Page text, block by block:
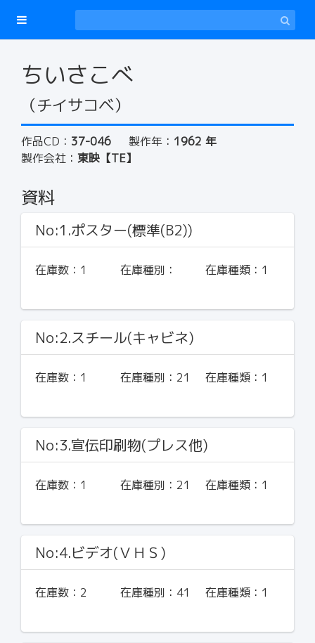
ちいさこべ
（チイサコベ）
作品CD： 37-046 製作年： 1962 年
製作会社： 東映【TE】
資料
No:1.ポスター(標準(B2))
在庫数： 1 在庫種別： 在庫種類： 1
No:2.スチール(キャビネ)
在庫数： 1 在庫種別： 21 在庫種類： 1
No:3.宣伝印刷物(プレス他)
在庫数： 1 在庫種別： 21 在庫種類： 1
No:4.ビデオ(ＶＨＳ)
在庫数： 2 在庫種別： 41 在庫種類： 1